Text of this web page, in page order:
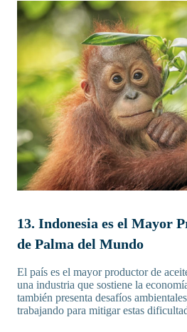
13. Indonesia es el Mayor
de Palma del Mundo
El país es el mayor productor de
una industria que sostiene la
también presenta desafíos
trabajando para mitigar estas